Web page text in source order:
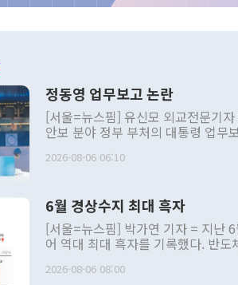
정동영 업무보고 논란
[서울=뉴스핌] 유신모 외교전문기
안보 분야 정부 부처의 대통령 업무
발언 중에는 정부 내 조율을 거치지
주의적 희망에 근거한 비현실적 구
관의 대북 정책 관련 발언이 물의를
관 부처 장관이 공개적으로 부정적
관의 무리한 대북 접근법과 월권을
다. [정동영 통일부 장관이 지난달 23일 오후 서울 종로구 정부서울청사에
2026-08-06 06:10
6월 경상수지 최대 흑자
[서울=뉴스핌] 박가연 기자 = 지난
어 역대 최대 흑자를 기록했다. 반
료=한국은행] 한국은행이 6일 발표한 '2026년 6월 국제수지(잠정)'에 따르
2026-08-06 08:00